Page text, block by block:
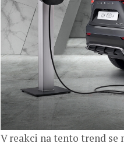
V reakci na tento trend